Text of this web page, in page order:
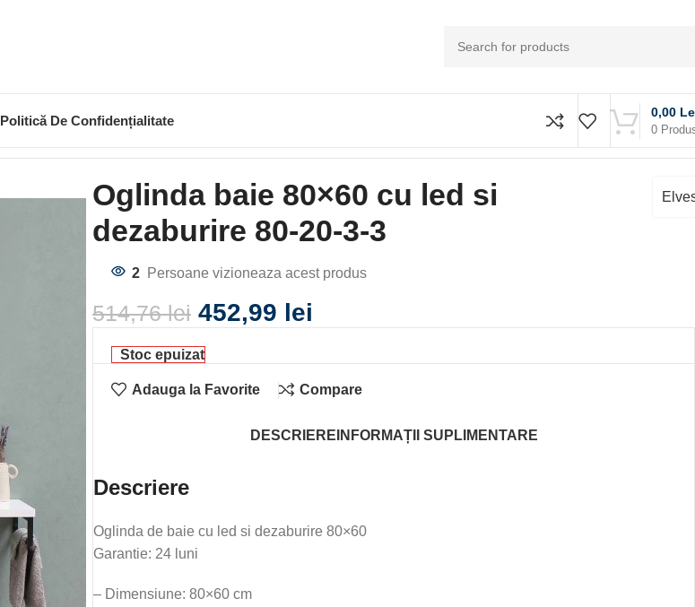
Politică De Confidențialitate
0
0,00
Oglinda baie 80×60 cu led si
dezaburire 80-20-3-3
2 Persoane vizioneaza acest produs
514,76lei 452,99 lei
Stoc epuizat
Adauga la Favorite Compare
DESCRIERE INFORMAȚII SUPLIMENTARE
Descriere
Oglinda de baie cu led si dezaburire 80×60
Garantie: 24 luni
– Dimensiune: 80×60 cm